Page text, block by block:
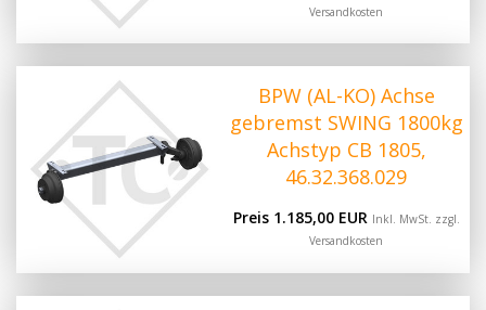
Versandkosten
BPW (AL-KO) Achse
gebremst SWING 1800kg
Achstyp CB 1805,
46.32.368.029
Preis 1.185,00 EUR Inkl. MwSt. zzgl.
Versandkosten